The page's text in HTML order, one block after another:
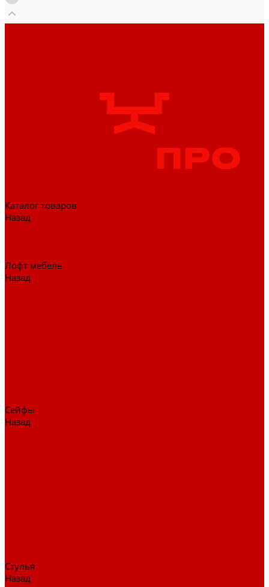
Каталог товаров
Назад
Лофт мебель
Назад
Сейфы
Назад
Стулья
Назад